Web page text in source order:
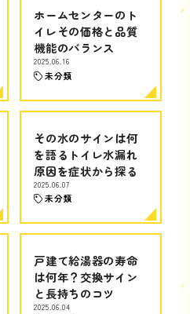
ホームセンターのト
イレその価格と品質
機能のバランス
2025.06.16
未分類
その水のサインは何
を語るトイレ水漏れ
原因を症状から探る
2025.06.07
未分類
戸建て給湯器の寿命
は何年？交換サイン
と長持ちのコツ
2025.06.04